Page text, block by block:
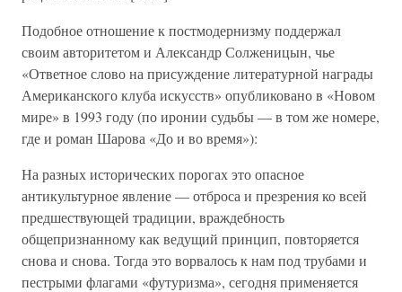
Подобное отношение к постмодернизму поддержал
своим авторитетом и Александр Солженицын, чье
«Ответное слово на присуждение литературной награды
Американского клуба искусств» опубликовано в «Новом
мире» в 1993 году (по иронии судьбы — в том же номере,
где и роман Шарова «До и во время»):
На разных исторических порогах это опасное
антикультурное явление — отброса и презрения ко всей
предшествующей традиции, враждебность
общепризнанному как ведущий принцип, повторяется
снова и снова. Тогда это ворвалось к нам под трубами и
пестрыми флагами «футуризма», сегодня применяется